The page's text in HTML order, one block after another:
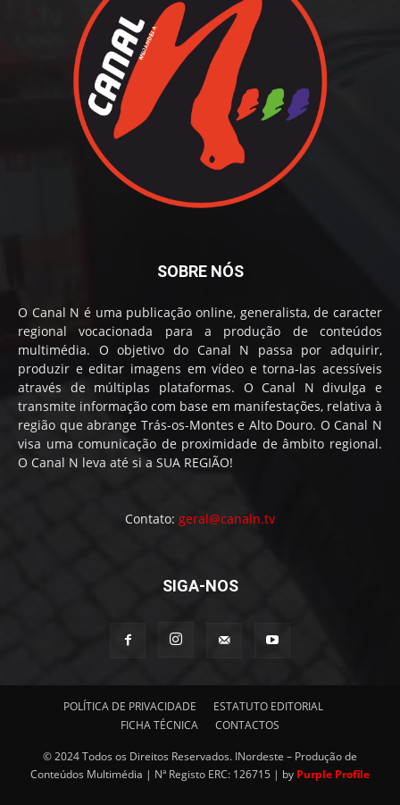
SOBRE NÓS
O Canal N é uma publicação online, generalista, de caracter
regional vocacionada para a produção de conteúdos
multimédia. O objetivo do Canal N passa por adquirir,
produzir e editar imagens em vídeo e torna-las acessíveis
através de múltiplas plataformas. O Canal N divulga e
transmite informação com base em manifestações, relativa à
região que abrange Trás-os-Montes e Alto Douro. O Canal N
visa uma comunicação de proximidade de âmbito regional.
O Canal N leva até si a SUA REGIÃO!
Contato: geral@canaln.tv
SIGA-NOS
POLÍTICA DE PRIVACIDADE
ESTATUTO EDITORIAL
FICHA TÉCNICA
CONTACTOS
© 2024 Todos os Direitos Reservados. INordeste – Produção de
Conteúdos Multimédia | Nª Registo ERC: 126715 | by Purple Profile